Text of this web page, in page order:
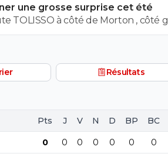
une grosse surprise cet été
TOLISSO à côté de Morton , côté
se projeter devant et accompagner
Résultats
Pts J V N D BP BC
0 0 0 0 0 0 0